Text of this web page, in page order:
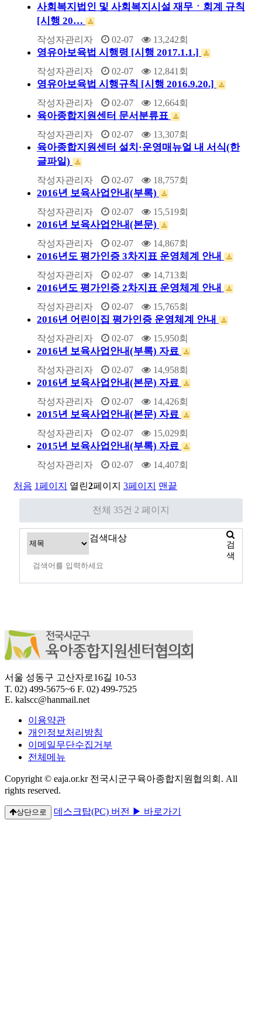
사회복지법인 및 사회복지시설 재무ㆍ회계 규칙
[시행 20…
작성자관리자 02-07 13,242회
영유아보육법 시행령 [시행 2017.1.1.]
작성자관리자 02-07 12,841 회
영유아보육법 시행규칙 [시행 2016.9.20.]
작성자관리자 02-07 12,664회
육아종합지원센터 문서분류표
작성자관리자 02-07 13,307회
육아종합지원센터 설치·운영매뉴얼 내 서식(한
글파일)
작성자관리자 02-07 18,757회
2016년 보육사업안내(부록)
작성자관리자 02-07 15,519회
2016년 보육사업안내(본문)
작성자관리자 02-07 14,867회
2016년도 평가인증 3차지표 운영체계 안내
작성자관리자 02-07 14,713회
2016년도 평가인증 2차지표 운영체계 안내
작성자관리자 02-07 15,765회
2016년 어린이집 평가인증 운영체계 안내
작성자관리자 02-07 15,950회
2016년 보육사업안내(부록) 자료
작성자관리자 02-07 14,958회
2016년 보육사업안내(본문) 자료
작성자관리자 02-07 14,426회
2015년 보육사업안내(본문) 자료
작성자관리자 02-07 15,029회
2015년 보육사업안내(부록) 자료
작성자관리자 02-07 14,407회
처음 1페이지 열린2페이지 3페이지 맨끝
전체 35건 2 페이지
검색대상
검
색
서울 성동구 고산자로16길 10-53
T. 02) 499-5675~6 F. 02) 499-7525
E. kalscc@hanmail.net
이용약관
개인정보처리방침
이메일무단수집거부
전체메뉴
Copyright © eaja.or.kr 전국시군구육아종합지원협의회. All
rights reserved.
상단으로 데스크탑(PC) 버전 ▶ 바로가기